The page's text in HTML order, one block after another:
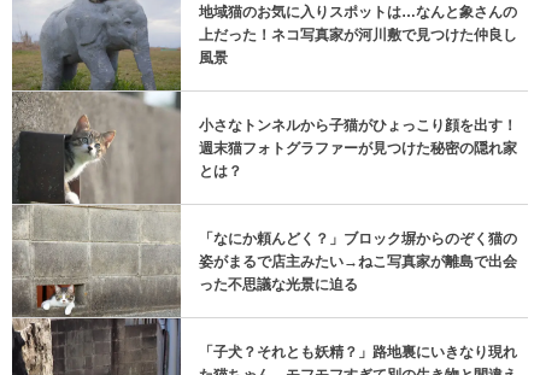
上だった！ネコ写真家が河川敷で見つけた仲良し
風景
小さなトンネルから子猫がひょっこり顔を出す！
週末猫フォトグラファーが見つけた秘密の隠れ家
とは？
「なにか頼んどく？」ブロック塀からのぞく猫の
姿がまるで店主みたい→ねこ写真家が離島で出会
った不思議な光景に迫る
「子犬？それとも妖精？」路地裏にいきなり現れ
た猫ちゃん、モフモフすぎて別の生き物と間違え